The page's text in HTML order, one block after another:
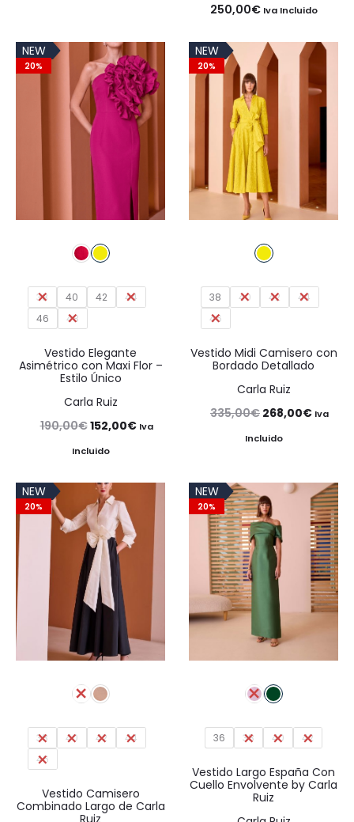
250,00€ Iva Incluido
NEW
20%
38 40 42
44
46
48
Vestido Elegante
Asimétrico con Maxi Flor –
Estilo Único
Carla Ruiz
190,00€El
precio
era:
190,00€.
152,00€El
152,00€.
Iva
Incluido
NEW
20%
38 40 42
44
46
Vestido Midi Camisero con
Bordado Detallado
Carla Ruiz
335,00€ El
precio
era:
335,00€.
268,00€El
es:
Iva
Incluido
NEW
20%
38 40 42
44
46
Vestido Camisero
Combinado Largo de Carla
NEW
20%
36 38 40 42
Vestido Largo España Con
Cuello Envolvente by Carla
Ruiz